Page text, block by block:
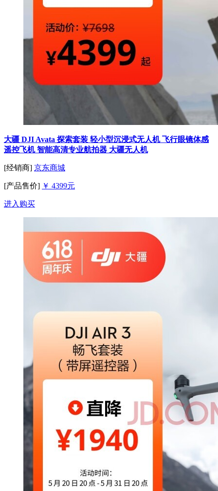
大疆 DJI Avata 探索套装 轻小型沉浸式无人机 飞行眼镜体感
遥控飞机 智能高清专业航拍器 大疆无人机
[经销商] 京东商城
[产品售价] ￥ 4399元
进入购买